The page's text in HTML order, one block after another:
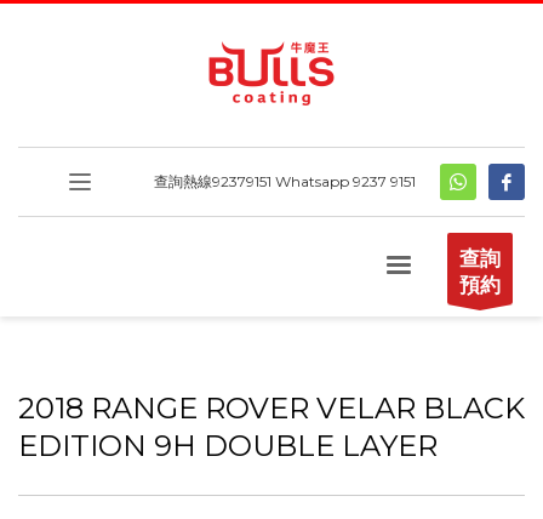
查詢熱線92379151 Whatsapp 9237 9151
查詢
預約
2018 RANGE ROVER VELAR BLACK
EDITION 9H DOUBLE LAYER